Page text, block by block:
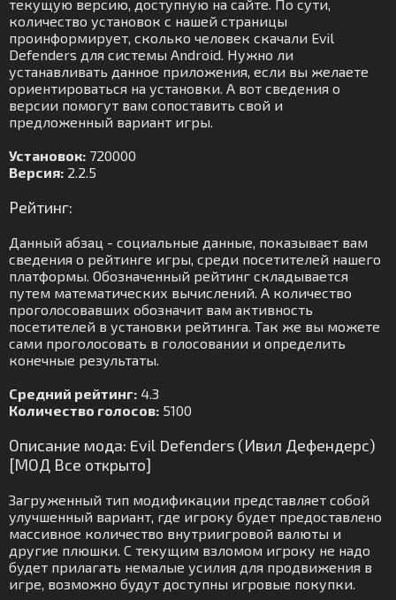
текущую версию, доступную на сайте. По сути,
количество установок с нашей страницы
проинформирует, сколько человек скачали Evil
Defenders для системы Android. Нужно ли
устанавливать данное приложения, если вы желаете
ориентироваться на установки. А вот сведения о
версии помогут вам сопоставить свой и
предложенный вариант игры.
Установок: 720000
Версия: 2.2.5
Рейтинг:
Данный абзац - социальные данные, показывает вам
сведения о рейтинге игры, среди посетителей нашего
платформы. Обозначенный рейтинг складывается
путем математических вычислений. А количество
проголосовавших обозначит вам активность
посетителей в установки рейтинга. Так же вы можете
сами проголосовать в голосовании и определить
конечные результаты.
Средний рейтинг: 4.3
Количество голосов: 5100
Описание мода: Evil Defenders (Ивил Дефендерс)
[МОД Все открыто]
Загруженный тип модификации представляет собой
улучшенный вариант, где игроку будет предоставлено
массивное количество внутриигровой валюты и
другие плюшки. С текущим взломом игроку не надо
будет прилагать немалые усилия для продвижения в
игре, возможно будут доступны игровые покупки.